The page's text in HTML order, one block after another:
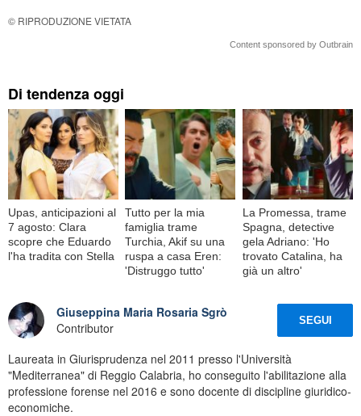
© RIPRODUZIONE VIETATA
Content sponsored by Outbrain
Di tendenza oggi
Upas, anticipazioni al
7 agosto: Clara
scopre che Eduardo
l'ha tradita con Stella
Tutto per la mia
famiglia trame
Turchia, Akif su una
ruspa a casa Eren:
'Distruggo tutto'
La Promessa, trame
Spagna, detective
gela Adriano: 'Ho
trovato Catalina, ha
già un altro'
Giuseppina Maria Rosaria Sgrò
Contributor
SEGUI
Laureata in Giurisprudenza nel 2011 presso l'Università
"Mediterranea" di Reggio Calabria, ho conseguito l'abilitazione alla
professione forense nel 2016 e sono docente di discipline giuridico-
economiche.